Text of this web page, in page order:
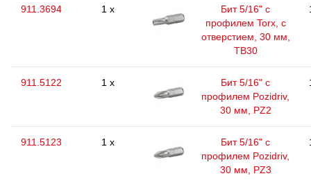
911.3694 1 x
Бит 5/16" с
профилем Torx, с
отверстием, 30 мм,
ТВ30
911.5122 1 x
Бит 5/16" с
профилем Pozidriv,
30 мм, PZ2
911.5123 1 x
Бит 5/16" с
профилем Pozidriv,
30 мм, PZ3